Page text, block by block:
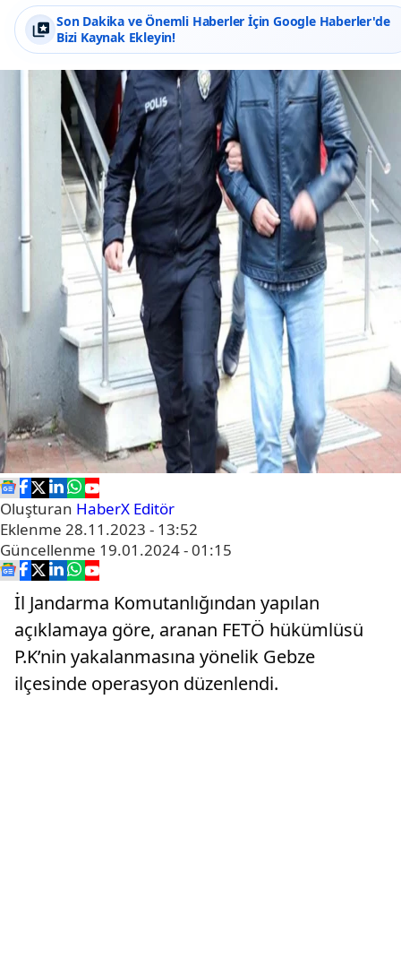
Son Dakika ve Önemli Haberler İçin Google Haberler'de
Bizi Kaynak Ekleyin!
Oluşturan HaberX Editör
Eklenme 28.11.2023 - 13:52
Güncellenme 19.01.2024 - 01:15
İl Jandarma Komutanlığından yapılan
açıklamaya göre, aranan FETÖ hükümlüsü
P.K’nin yakalanmasına yönelik Gebze
ilçesinde operasyon düzenlendi.